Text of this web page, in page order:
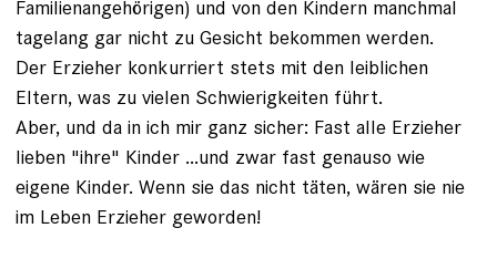
Familienangehörigen) und von den Kindern manchmal
tagelang gar nicht zu Gesicht bekommen werden.
Der Erzieher konkurriert stets mit den leiblichen
Eltern, was zu vielen Schwierigkeiten führt.
Aber, und da in ich mir ganz sicher: Fast alle Erzieher
lieben "ihre" Kinder ...und zwar fast genauso wie
eigene Kinder. Wenn sie das nicht täten, wären sie nie
im Leben Erzieher geworden!